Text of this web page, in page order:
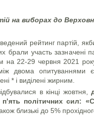
на виборах до
рейтинг партій,
брали участь зазначені
на 22-29 червня 2021
між двома
* і виділені жирним.
в кінці жовтня,
п’ять політичних сил:
близькі до 5%